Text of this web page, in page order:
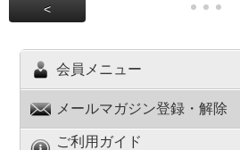
<
会員メニュー
メールマガジン登録・解除
ご利用ガイド